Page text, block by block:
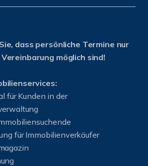
dass persönliche Termine nur
möglich sind!
für Kunden in der
für Immobilienverkäufer